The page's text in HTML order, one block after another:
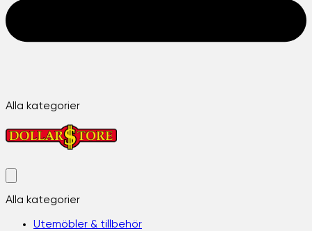
Alla kategorier
Alla kategorier
Utemöbler & tillbehör